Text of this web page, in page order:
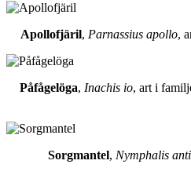
Apollofjäril, Parnassius apollo,
Påfågelöga, Inachis io, art i
Sorgmantel, Nymphalis